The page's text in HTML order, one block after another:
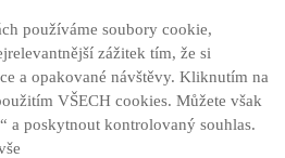
používáme soubory cookie,
zážitek tím, že si
a opakované návštěvy. Kliknutím na
VŠECH cookies. Můžete však
a poskytnout kontrolovaný souhlas.